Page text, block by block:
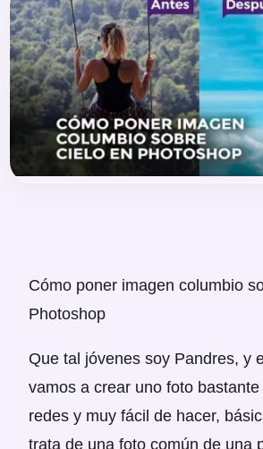
Cómo poner imagen columbio
Photoshop
Que tal jóvenes soy Pandres, y
vamos a crear uno foto
redes y muy fácil de hacer,
trata de una foto común de una